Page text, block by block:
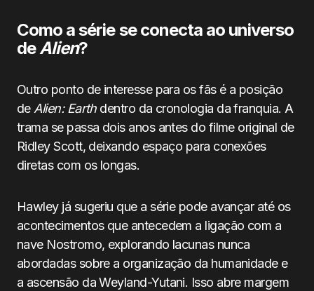
Como a série se conecta ao universo
deAlien?
Outro ponto de interesse para os fãs é a posição
deAlien: Earthdentro da cronologia da franquia. A
trama se passa dois anos antes do filme original de
Ridley Scott, deixando espaço para conexões
diretas com os longas.
Hawley já sugeriu que a série pode avançar até os
acontecimentos que antecedem a ligação com a
nave Nostromo, explorando lacunas nunca
abordadas sobre a organização da humanidade e
a ascensão da Weyland-Yutani. Isso abre margem